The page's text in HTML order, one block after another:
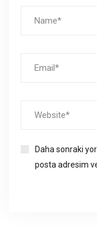
Daha sonraki
posta adresim